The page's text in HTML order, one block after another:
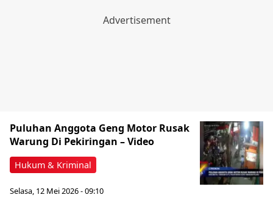
Hukum & Kriminal
Puluhan Anggota Geng Motor Rusak
Warung Di Pekiringan – Video
Selasa, 12 Mei 2026 - 09:10